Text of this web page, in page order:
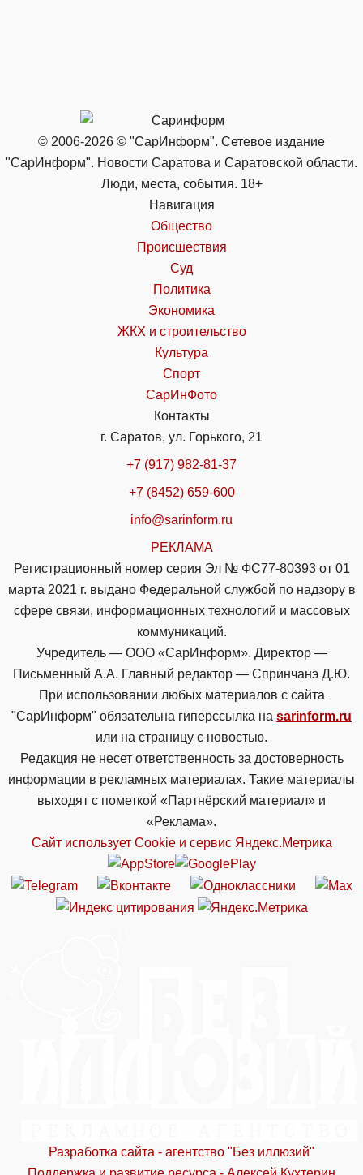
© 2006-2026 © "СарИнформ". Сетевое издание
"СарИнформ". Новости Саратова и Саратовской области.
Люди, места, события. 18+
Навигация
Общество
Происшествия
Суд
Политика
Экономика
ЖКХ и строительство
Культура
Спорт
СарИнФото
Контакты
г. Саратов, ул. Горького, 21
+7 (917) 982-81-37
+7 (8452) 659-600
info@sarinform.ru
РЕКЛАМА
Регистрационный номер серия Эл № ФС77-80393 от 01
марта 2021 г. выдано Федеральной службой по надзору в
сфере связи, информационных технологий и массовых
коммуникаций.
Учредитель — ООО «СарИнформ». Директор —
Письменный А.А. Главный редактор — Спринчанэ Д.Ю.
При использовании любых материалов с сайта
"СарИнформ" обязательна гиперссылка на sarinform.ru
или на страницу с новостью.
Редакция не несет ответственность за достоверность
информации в рекламных материалах. Такие материалы
выходят с пометкой «Партнёрский материал» и
«Реклама».
Сайт использует Cookie и сервиc Яндекс.Метрика
Разработка сайта - агентство "Без иллюзий"